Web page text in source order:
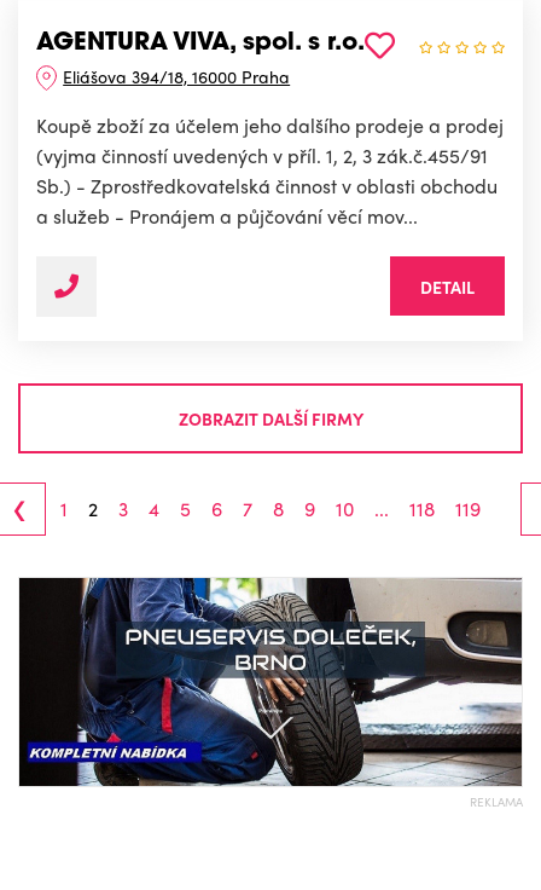
AGENTURA VIVA, spol. s r.o.
Eliášova 394/18, 16000 Praha
Koupě zboží za účelem jeho dalšího prodeje a prodej
(vyjma činností uvedených v příl. 1, 2, 3 zák.č.455/91
Sb.) - Zprostředkovatelská činnost v oblasti obchodu
a služeb - Pronájem a půjčování věcí mov...
DETAIL
ZOBRAZIT DALŠÍ FIRMY
‹ 1 2 3 4 5 6 7 8 9 10 ... 118 119
REKLAMA